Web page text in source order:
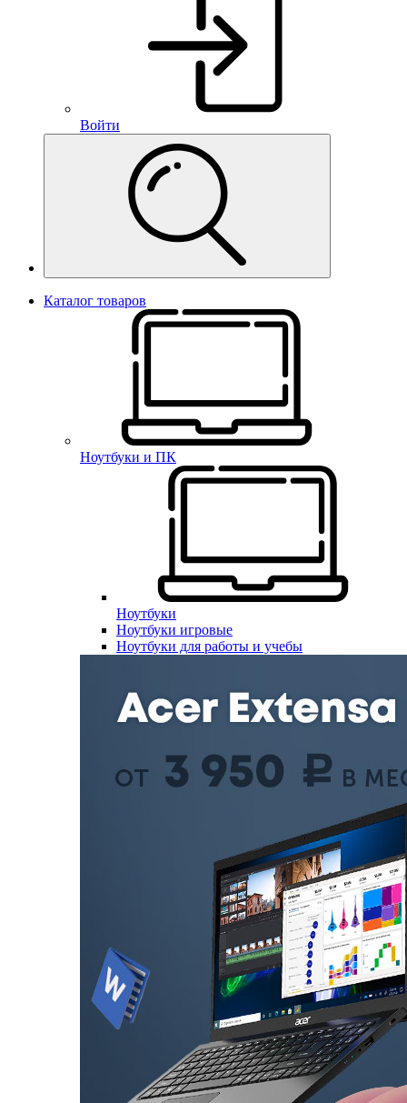
Войти
Каталог товаров
Ноутбуки и ПК
Ноутбуки
Ноутбуки игровые
Ноутбуки для работы и учебы